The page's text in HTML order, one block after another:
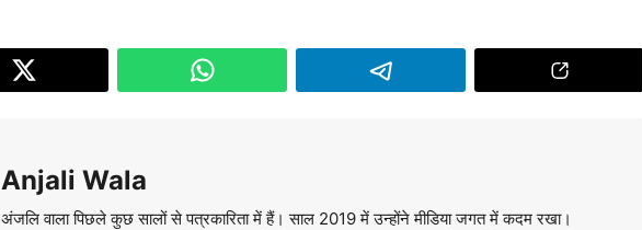
Anjali Wala
अंजलि वाला पिछले कुछ सालों से पत्रकारिता में हैं। साल 2019 में उन्होंने मीडिया जगत में कदम रखा।